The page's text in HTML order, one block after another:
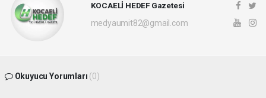
KOCAELİ HEDEF Gazetesi
medyaumit82@gmail.com
Okuyucu Yorumları (0)